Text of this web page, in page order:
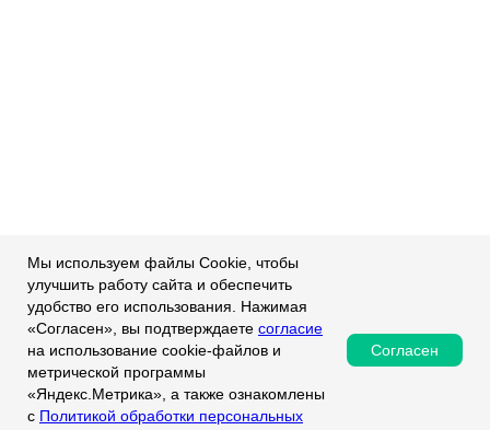
Мы используем файлы Cookie, чтобы
улучшить работу сайта и обеспечить
удобство его использования. Нажимая
«Согласен», вы подтверждаете согласие
на использование cookie-файлов и
метрической программы
«Яндекс.Метрика», а также ознакомлены
с Политикой обработки персональных
Согласен